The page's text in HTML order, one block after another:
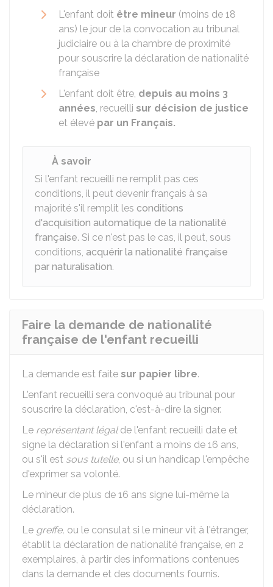
L'enfant doit être mineur (moins de 18
ans) le jour de la convocation au tribunal
judiciaire ou à la chambre de proximité
pour souscrire la déclaration de nationalité
française
L'enfant doit être, depuis au moins 3
années, recueilli sur décision de justice
et élevé par un Français.
À savoir
Si l'enfant recueilli ne remplit pas ces
conditions, il peut devenir français à sa
majorité s'il remplit les conditions
d'acquisition automatique de la nationalité
française. Si ce n'est pas le cas, il peut, sous
conditions, acquérir la nationalité française
par naturalisation.
Faire la demande de nationalité
française de l'enfant recueilli
La demande est faite sur papier libre.
L'enfant recueilli sera convoqué au tribunal pour
souscrire la déclaration, c'est-à-dire la signer.
Le représentant légalde l'enfant recueilli date et
signe la déclaration si l'enfant a moins de 16 ans,
ou s'il est sous tutelle, ou si un handicap l'empêche
d'exprimer sa volonté.
Le mineur de plus de 16 ans signe lui-même la
déclaration.
Le greffe, ou le consulat si le mineur vit à l'étranger,
établit la déclaration de nationalité française, en 2
exemplaires, à partir des informations contenues
dans la demande et des documents fournis.